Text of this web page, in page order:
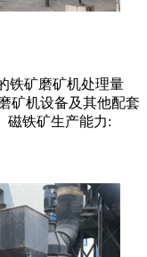
铁矿磨矿机处理量
矿机设备及其他配套
磁铁矿生产能力: